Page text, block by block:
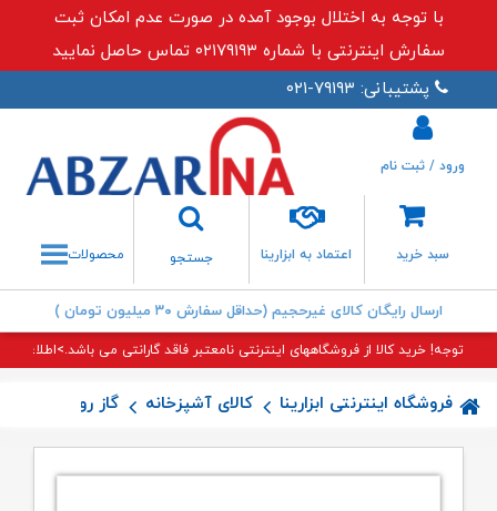
با توجه به اختلال بوجود آمده در صورت عدم امکان ثبت
سفارش اینترنتی با شماره ۰۲۱۷۹۱۹۳ تماس حاصل نمایید
پشتیبانی: ۷۹۱۹۳-۰۲۱
سبد خرید اعتماد به ابزارینا
جستجو
جستجو
ورود / ثبت نام
محصولات
ارسال رایگان کالای غیرحجیم (حداقل سفارش ۳۰ میلیون تومان )
توجه! خرید کالا از فروشگاههای اینترنتی نامعتبر فاقد گارانتی می باشد.>اطلاعات
فروشگاه اینترنتی ابزارینا کالای آشپزخانه گاز رومیزی